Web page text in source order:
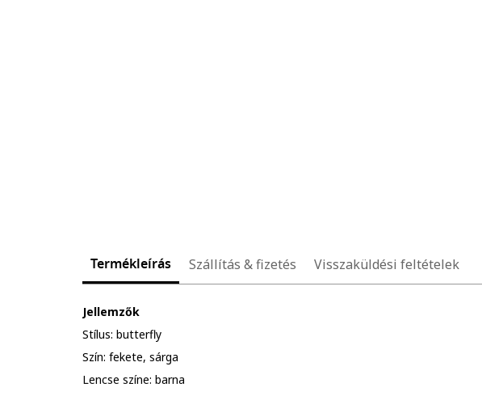
Termékleírás Szállítás & fizetés Visszaküldési feltételek
Jellemzők
Stílus: butterfly
Szín: fekete, sárga
Lencse színe: barna